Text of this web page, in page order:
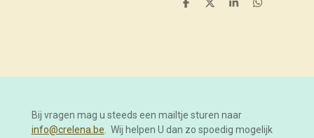
D
D
S
D
Bij vragen mag u steeds een mailtje sturen naar
info@crelena.be. Wij helpen U dan zo spoedig mogelijk